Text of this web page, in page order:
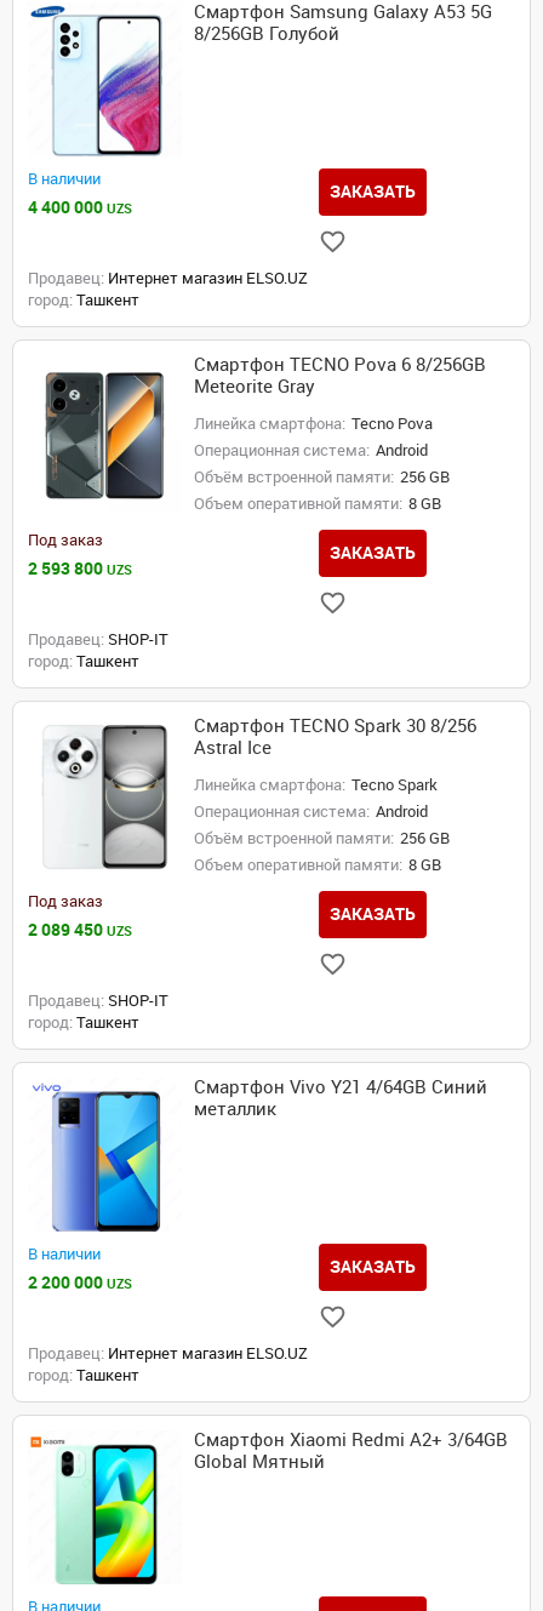
Смартфон Samsung Galaxy A53 5G
8/256GB Голубой
В наличии
4 400 000 UZS
ЗАКАЗАТЬ
Продавец: Интернет магазин ELSO.UZ
город: Ташкент
Смартфон TECNO Pova 6 8/256GB
Meteorite Gray
Линейка смартфона: Tecno Pova
Операционная система: Android
Объём встроенной памяти: 256 GB
Объем оперативной памяти: 8 GB
Под заказ
2 593 800 UZS
ЗАКАЗАТЬ
Продавец: SHOP-IT
город: Ташкент
Смартфон TECNO Spark 30 8/256
Astral Ice
Линейка смартфона: Tecno Spark
Операционная система: Android
Объём встроенной памяти: 256 GB
Объем оперативной памяти: 8 GB
Под заказ
2 089 450 UZS
ЗАКАЗАТЬ
Продавец: SHOP-IT
город: Ташкент
Смартфон Vivo Y21 4/64GB Cиний
металлик
В наличии
2 200 000 UZS
ЗАКАЗАТЬ
Продавец: Интернет магазин ELSO.UZ
город: Ташкент
Смартфон Xiaomi Redmi A2+ 3/64GB
Global Мятный
В наличии